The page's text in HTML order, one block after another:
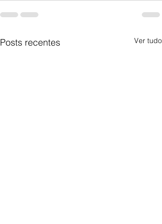
Posts recentes Ver tudo